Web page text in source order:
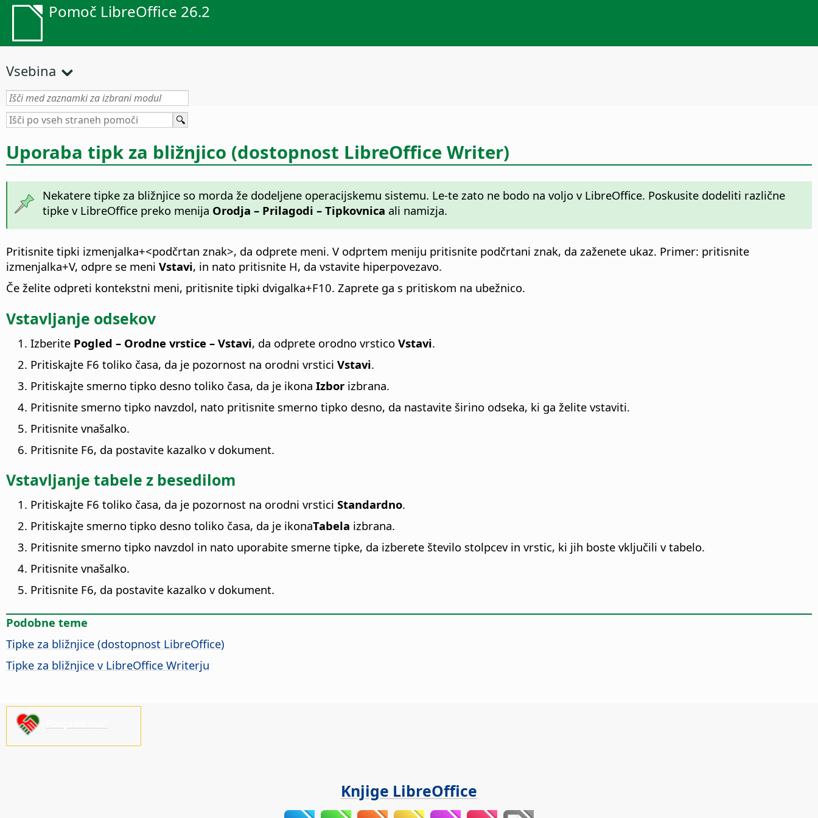
Pomoč LibreOffice 26.2
Vsebina
Uporaba tipk za bližnjico (dostopnost LibreOffice Writer)
Nekatere tipke za bližnjice so morda že dodeljene operacijskemu sistemu. Le-te zato ne bodo na voljo v LibreOffice. Poskusite dodeliti različne
tipke v LibreOffice preko menija Orodja – Prilagodi – Tipkovnica ali namizja.
Pritisnite tipki izmenjalka+<podčrtan znak>, da odprete meni. V odprtem meniju pritisnite podčrtani znak, da zaženete ukaz. Primer: pritisnite
izmenjalka+V, odpre se meni Vstavi, in nato pritisnite H, da vstavite hiperpovezavo.
Če želite odpreti kontekstni meni, pritisnite tipki dvigalka+F10. Zaprete ga s pritiskom na ubežnico.
Vstavljanje odsekov
Izberite Pogled – Orodne vrstice – Vstavi, da odprete orodno vrstico Vstavi.
Pritiskajte F6 toliko časa, da je pozornost na orodni vrstici Vstavi.
Pritiskajte smerno tipko desno toliko časa, da je ikona Izbor izbrana.
Pritisnite smerno tipko navzdol, nato pritisnite smerno tipko desno, da nastavite širino odseka, ki ga želite vstaviti.
Pritisnite vnašalko.
Pritisnite F6, da postavite kazalko v dokument.
Vstavljanje tabele z besedilom
Pritiskajte F6 toliko časa, da je pozornost na orodni vrstici Standardno.
Pritiskajte smerno tipko desno toliko časa, da je ikonaTabela izbrana.
Pritisnite smerno tipko navzdol in nato uporabite smerne tipke, da izberete število stolpcev in vrstic, ki jih boste vključili v tabelo.
Pritisnite vnašalko.
Pritisnite F6, da postavite kazalko v dokument.
Podobne teme
Tipke za bližnjice (dostopnost LibreOffice)
Tipke za bližnjice v LibreOffice Writerju
Knjige LibreOffice